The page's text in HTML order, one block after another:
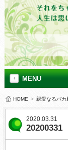
MENU
HOME > 親愛なるバカ
2020.03.31
20200331